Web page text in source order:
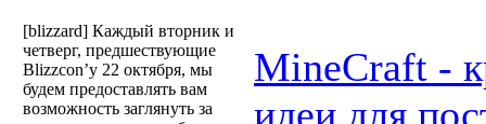
[blizzard] Каждый вторник и
четверг, предшествующие
Blizzcon’у 22 октября, мы
будем предоставлять вам
возможность заглянуть за
MineCraft -
идеи для